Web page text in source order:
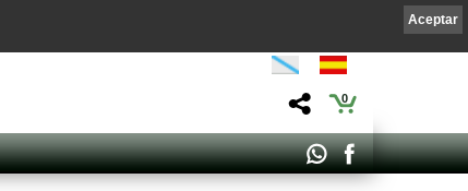
0
Aceptar